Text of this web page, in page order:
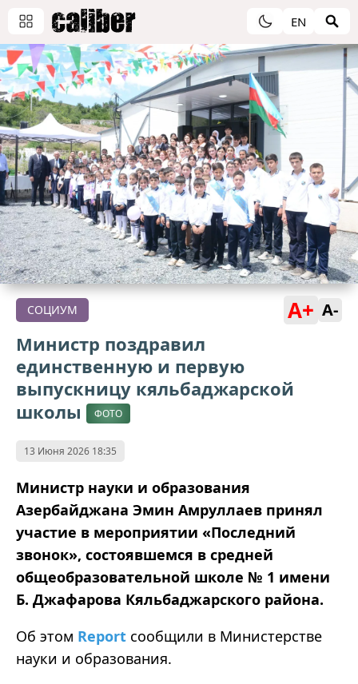
EN
СОЦИУМ A+ A-
Министр поздравил
единственную и первую
выпускницу кяльбаджарской
школы
ФОТО
13 Июня 2026 18:35
Министр науки и образования
Азербайджана Эмин Амруллаев принял
участие в мероприятии «Последний
звонок», состоявшемся в средней
общеобразовательной школе № 1 имени
Б. Джафарова Кяльбаджарского района.
Об этом Report сообщили в Министерстве
науки и образования.